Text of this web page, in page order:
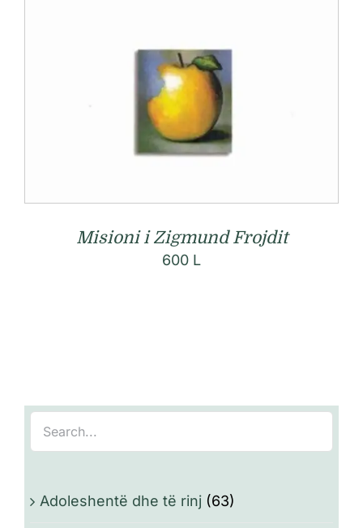
Misioni i Zigmund Frojdit
600 L
Adoleshentë dhe të rinj (63)